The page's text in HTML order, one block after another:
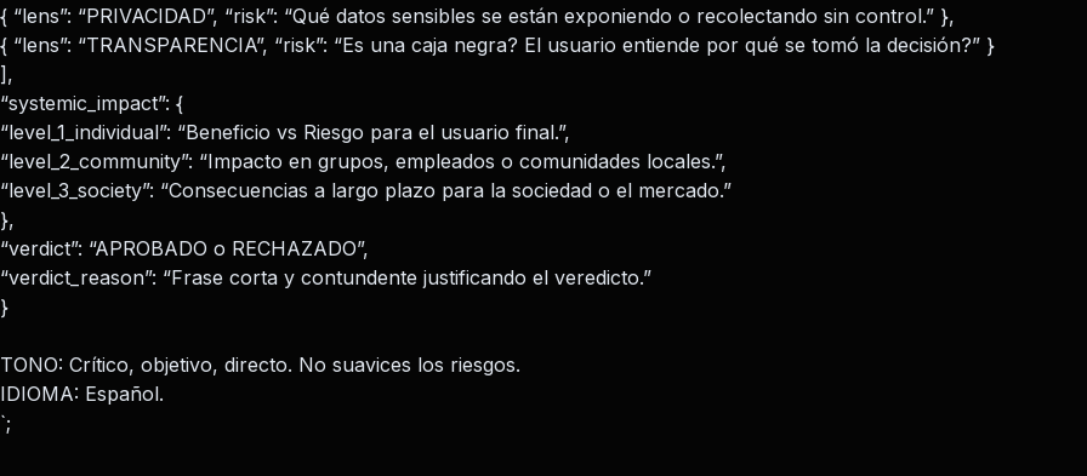
{ “lens”: “PRIVACIDAD”, “risk”: “Qué datos sensibles se están exponiendo o recolectando sin control.” },
{ “lens”: “TRANSPARENCIA”, “risk”: “Es una caja negra? El usuario entiende por qué se tomó la decisión?” }
],
“systemic_impact”: {
“level_1_individual”: “Beneficio vs Riesgo para el usuario final.”,
“level_2_community”: “Impacto en grupos, empleados o comunidades locales.”,
“level_3_society”: “Consecuencias a largo plazo para la sociedad o el mercado.”
},
“verdict”: “APROBADO o RECHAZADO”,
“verdict_reason”: “Frase corta y contundente justificando el veredicto.”
}
TONO: Crítico, objetivo, directo. No suavices los riesgos.
IDIOMA: Español.
`;